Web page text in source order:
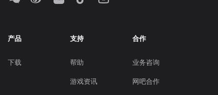
产品
下载
支持
帮助
游戏资讯
合作
业务咨询
网吧合作